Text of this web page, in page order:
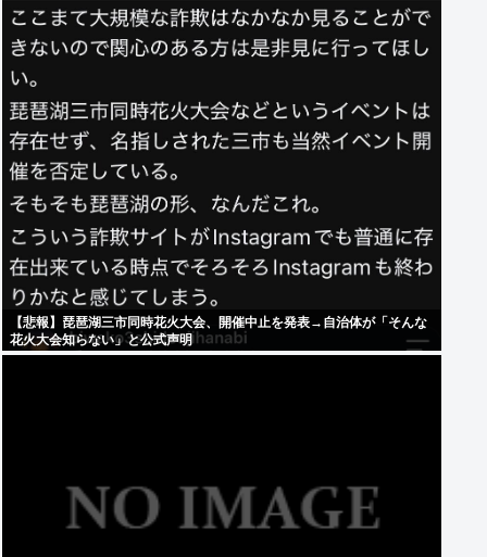
【悲報】琵琶湖三市同時花火大会、開催中止を発表→自治体が「そんな
花火大会知らない」と公式声明